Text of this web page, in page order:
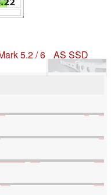
5.2 / 6
AS SSD